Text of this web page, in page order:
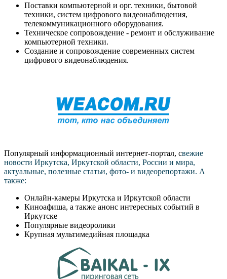
Поставки компьютерной и орг. техники, бытовой
техники, систем цифрового видеонаблюдения,
телекоммуникационного оборудования.
Техническое сопровождение - ремонт и обслуживание
компьютерной техники.
Создание и сопровождение современных систем
цифрового видеонаблюдения.
Популярный информационный интернет-портал, свежие
новости Иркутска, Иркутской области, России и мира,
актуальные, полезные статьи, фото- и видеорепортажи. А
также:
Онлайн-камеры Иркутска и Иркутской области
Киноафиша, а также анонс интересных событий в
Иркутске
Популярные видеоролики
Крупная мультимедийная площадка